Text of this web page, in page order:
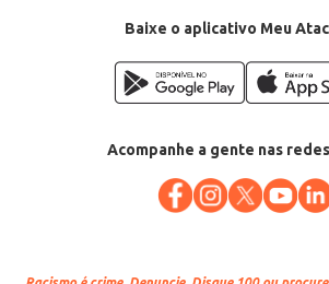
EAN: 7891000009437Baixe o aplicativo Meu
Acompanhe a gente nas